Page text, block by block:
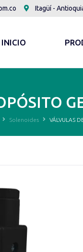
Itagüí -
INICIO
Solenoides VÁLVULAS